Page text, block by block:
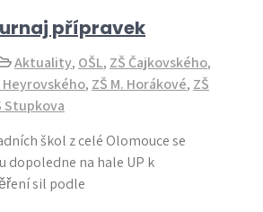
přípravek
Aktuality, OŠL, ZŠ Čajkovského,
Heyrovského, ZŠ M. Horákové, ZŠ
Stupkova
škol z celé Olomouce se
dopoledne na hale UP k
sil podle